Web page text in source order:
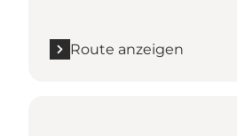
Route anzeigen